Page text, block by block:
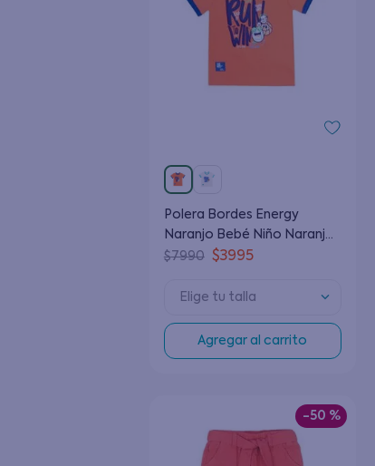
Polera Bordes Energy
Naranjo Bebé Niño Naranjo
3 a 24 Meses
$7990 $3995
Elige tu talla
Agregar al carrito
-50 %